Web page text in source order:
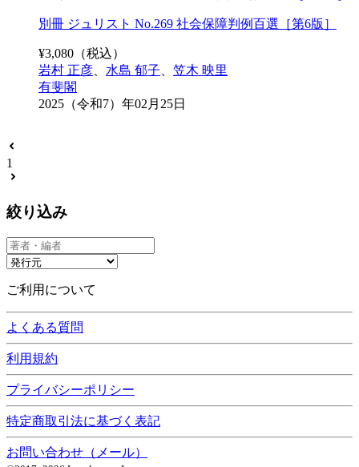
別冊 ジュリスト No.269 社会保障判例百選［第6版］
¥3,080 （税込）
岩村 正彦
水島 郁子
笠木 映里
有斐閣
2025（令和7）年02月25日
1
絞り込み
ご利用について
よくある質問
利用規約
プライバシーポリシー
特定商取引法に基づく表記
お問い合わせ（メール）